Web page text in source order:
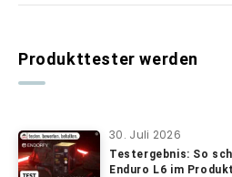
Produkttester werden
30. Juli 2026
Testergebnis: So
Enduro L6 im